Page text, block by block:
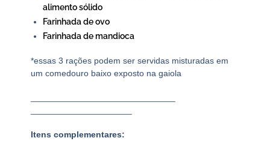
alimento sólido
Farinhada de ovo
Farinhada de mandioca
*essas 3 rações podem ser servidas misturadas em
um comedouro baixo exposto na gaiola
Itens complementares: